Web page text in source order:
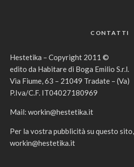
CONTATTI
Hestetika – Copyright 2011 ©
edito da Habitare di Boga Emilio S.r.l.
Via Fiume, 63 – 21049 Tradate – (Va)
P.Iva/C.F. IT04027180969
Mail: workin@hestetika.it
Per la vostra pubblicità su questo
workin@hestetika.it